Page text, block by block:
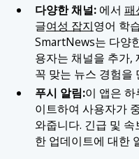
다양한 채널:에서 패
글여성 잡지영어 학
SmartNews는 다양
용자는 채널을 추가,
꼭 맞는 뉴스 경험을
푸시 알림:이 앱은 하
이트하여 사용자가
와줍니다. 긴급 및
한 업데이트에 대한